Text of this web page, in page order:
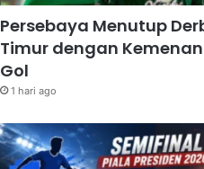
Persebaya Menutup
Timur dengan
Gol
1 hari ago